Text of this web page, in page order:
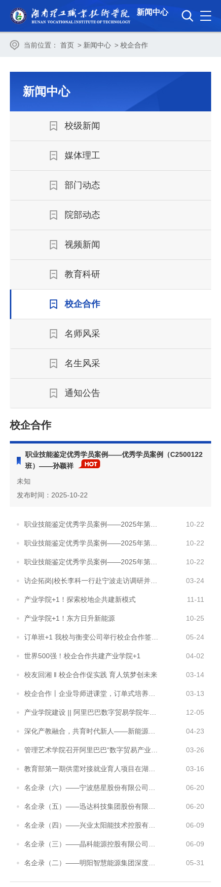
新闻中心
当前位置： 首页 > 新闻中心 > 校企合作
新闻中心
校级新闻
媒体理工
部门动态
院部动态
视频新闻
教育科研
校企合作
名师风采
名生风采
通知公告
校企合作
职业技能鉴定优秀学员案例——优秀学员案例（C2500122
班）——孙颖祥
未知
发布时间：2025-10-22
10-22
10-22
10-22
03-24
产业学院+1！探索校地企共建新模式 11-11
产业学院+1！东方日升新能源 10-25
05-24
世界500强！校企合作共建产业学院+1 04-02
校友回湘 ‖ 校企合作促实践 育人筑梦创未来 03-14
03-13
12-05
04-23
03-26
03-16
06-20
06-20
06-09
06-09
05-31